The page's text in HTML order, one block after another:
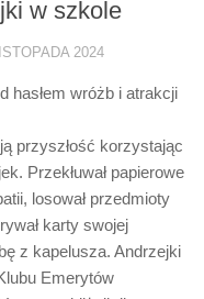
w szkole
2024
hasłem wróżb i atrakcji
przyszłość korzystając
Przekłuwał papierowe
losował przedmioty
karty swojej
z kapelusza. Andrzejki
Emerytów